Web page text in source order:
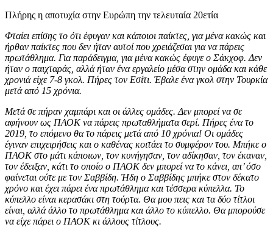
Πλήρης η αποτυχία στην Ευρώπη την τελευταία 20ετία
Φταίει επίσης το ότι έφυγαν και κάποιοι παίκτες, για μένα κακώς και
ήρθαν παίκτες που δεν ήταν αυτοί που χρειάζεσαι για να πάρεις
πρωτάθλημα. Για παράδειγμα, για μένα κακώς έφυγε ο Σάκχοφ. Δεν
ήταν ο παιχταράς, αλλά ήταν ένα εργαλείο μέσα στην ομάδα και κάθε
χρονιά είχε 7-8 γκολ. Πήρες τον Εσίτι. Έβαλε ένα γκολ στην Τουρκία
μετά από 15 χρόνια.
Μετά σε πήραν χαμπάρι και οι άλλες ομάδες. Δεν μπορεί να σε
αφήνουν ως ΠΑΟΚ να πάρεις πρωταθλήματα σερί. Πήρες ένα το
2019, το επόμενο θα το πάρεις μετά από 10 χρόνια! Οι ομάδες
έγιναν επιχειρήσεις και ο καθένας κοιτάει το συμφέρον του. Μπήκε ο
ΠΑΟΚ στο μάτι κάποιων, τον κυνήγησαν, τον αδίκησαν, τον έκαναν,
τον έδειξαν, κάτι το οποίο ο ΠΑΟΚ δεν μπορεί να το κάνει, απ’ όσο
φαίνεται ούτε με τον Σαββίδη. Ήδη ο Σαββίδης μπήκε στον δέκατο
χρόνο και έχει πάρει ένα πρωτάθλημα και τέσσερα κύπελλα. Το
κύπελλο είναι κερασάκι στη τούρτα. Θα μου πεις και τα δύο τίτλοι
είναι, αλλά άλλο το πρωτάθλημα και άλλο το κύπελλο. Θα μπορούσε
να είχε πάρει ο ΠΑΟΚ κι άλλους τίτλους.